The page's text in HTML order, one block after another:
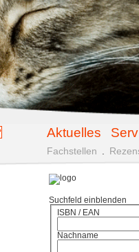
Aktuelles
Fachstellen
Suchfeld einblenden
ISBN / EAN
Nachname